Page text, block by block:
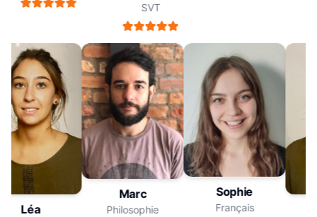
SVT
Léa
Marc
Philosophie
Sophie
Français